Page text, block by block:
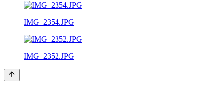
IMG_2354.JPG
IMG_2352.JPG